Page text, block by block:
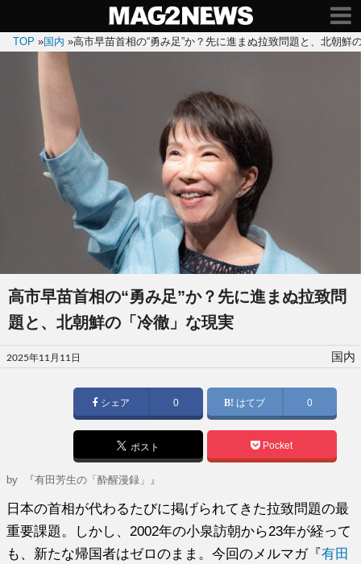
TOP »国内 »高市早苗首相の“勇み足”か？先に進まぬ拉致問題と、北朝鮮
高市早苗首相の“勇み足”か？先に進まぬ拉致問
題と、北朝鮮の「冷徹」な現実
投
稿
2025年11月11日 国内
シェア 0 はてブ 0
ポスト Pocket
by 『有田芳生の「酔醒漫録」』
日本の首相が代わるたびに掲げられてきた拉致問題の最
重要課題。しかし、2002年の小泉訪朝から23年が経って
も、新たな帰国者はゼロのまま。今回のメルマガ『有田